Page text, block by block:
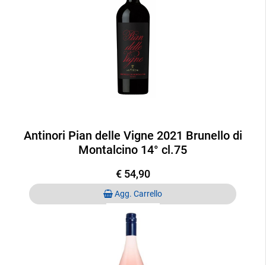
Antinori Pian delle Vigne 2021 Brunello di
Montalcino 14° cl.75
€ 54,90
Quantità
Agg. Carrello